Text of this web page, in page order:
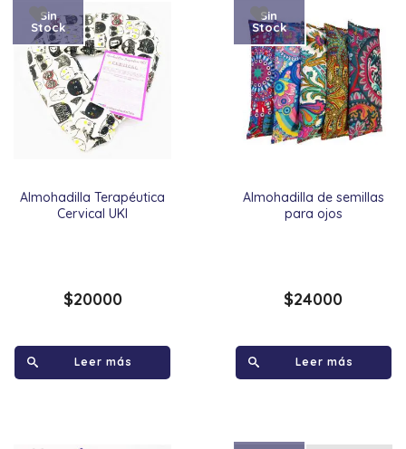
Almohadilla Terapéutica
Cervical UKI
Sin
Stock
$20000
Leer más
Almohadilla de semillas
para ojos
Sin
Stock
$24000
Leer más